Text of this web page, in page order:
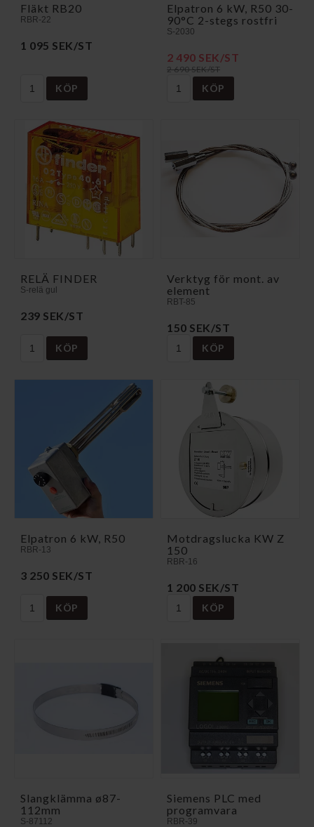
Fläkt RB20
RBR-22
1 095 SEK/ST
KÖP
Elpatron 6 kW, R50 30-
90°C 2-stegs rostfri
S-2030
2 690 SEK/ST
2 490 SEK/ST
KÖP
RELÄ FINDER
S-relä gul
239 SEK/ST
KÖP
Verktyg för mont. av
element
RBT-85
150 SEK/ST
KÖP
Elpatron 6 kW, R50
RBR-13
3 250 SEK/ST
KÖP
Motdragslucka KW Z
150
RBR-16
1 200 SEK/ST
KÖP
Slangklämma ø87-
112mm
S-87112
Siemens PLC med
programvara
RBR-39